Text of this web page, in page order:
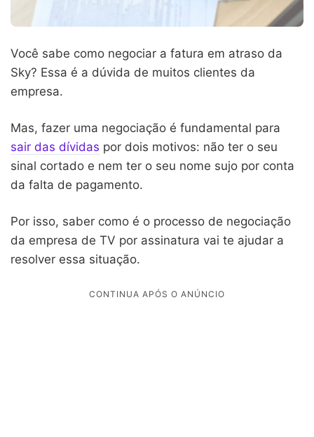
Você sabe como negociar a fatura em atraso da
Sky? Essa é a dúvida de muitos clientes da
empresa.
Mas, fazer uma negociação é fundamental para
sair das dívidas por dois motivos: não ter o seu
sinal cortado e nem ter o seu nome sujo por conta
da falta de pagamento.
Por isso, saber como é o processo de negociação
da empresa de TV por assinatura vai te ajudar a
resolver essa situação.